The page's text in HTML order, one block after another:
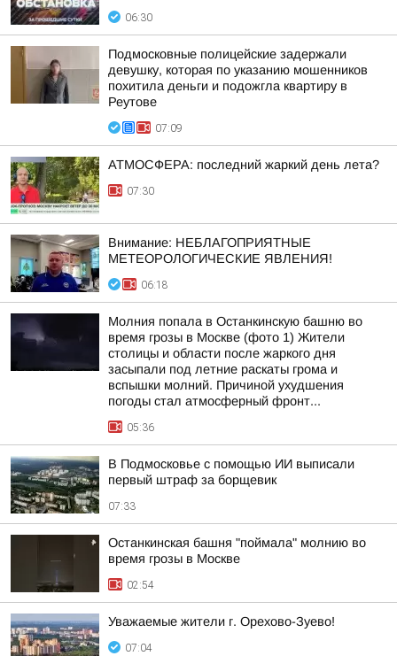
06:30
Подмосковные полицейские задержали
девушку, которая по указанию мошенников
похитила деньги и подожгла квартиру в
Реутове
07:09
АТМОСФЕРА: последний жаркий день лета?
07:30
Внимание: НЕБЛАГОПРИЯТНЫЕ
МЕТЕОРОЛОГИЧЕСКИЕ ЯВЛЕНИЯ!
06:18
Молния попала в Останкинскую башню во
время грозы в Москве (фото 1) Жители
столицы и области после жаркого дня
засыпали под летние раскаты грома и
вспышки молний. Причиной ухудшения
погоды стал атмосферный фронт...
05:36
В Подмосковье с помощью ИИ выписали
первый штраф за борщевик
07:33
Останкинская башня "поймала" молнию во
время грозы в Москве
02:54
Уважаемые жители г. Орехово-Зуево!
07:04